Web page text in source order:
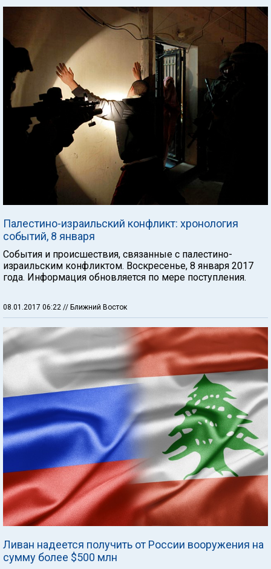
Палестино-израильский конфликт: хронология
событий, 8 января
События и происшествия, связанные с палестино-
израильским конфликтом. Воскресенье, 8 января 2017
года. Информация обновляется по мере поступления.
08.01.2017 06:22 // Ближний Восток
Ливан надеется получить от России вооружения на
сумму более $500 млн